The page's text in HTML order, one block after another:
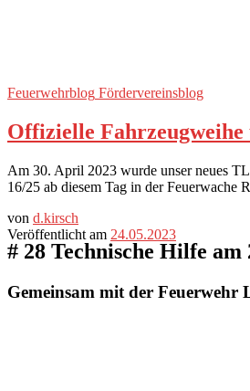
# 28 Technische Hilfe am
Gemeinsam mit der Feuerwehr
Feuerwehrblog Fördervereinsblog
Offizielle
Am 30. April 2023 wurde unser neues
16/25 ab diesem Tag in der
von d.kirsch
Veröffentlicht am 24.05.2023